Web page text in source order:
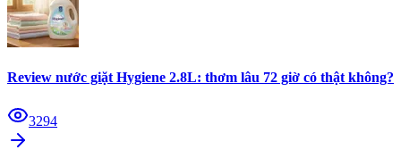
Review nước giặt Hygiene 2.8L: thơm lâu 72 giờ có thật không?
3294